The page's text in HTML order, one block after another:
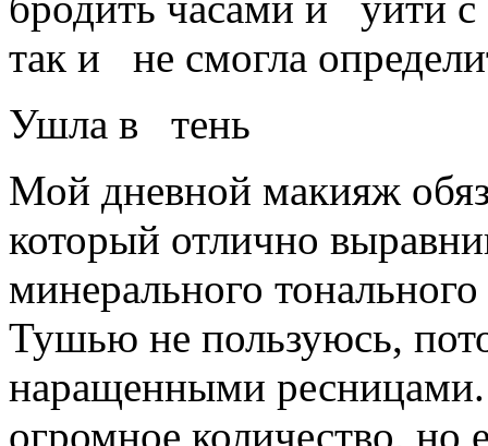
так и не смогла
Ушла в тень
Мой дневной макияж
который отлично
минерального
Тушью не пользуюсь,
наращенными
огромное количество, но